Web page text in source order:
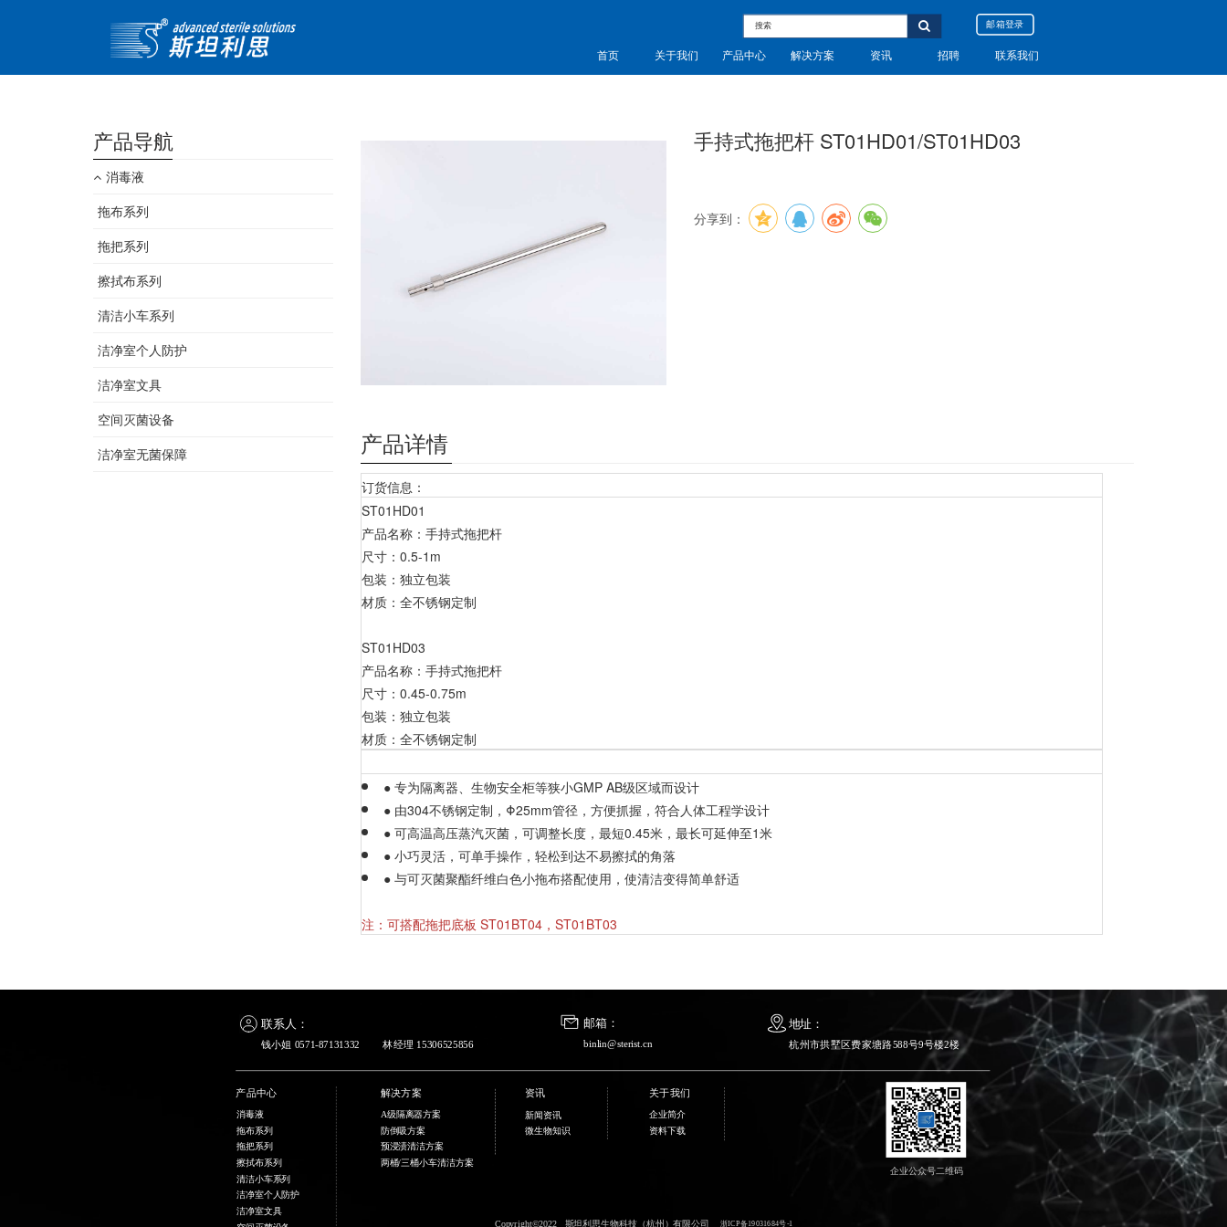
邮箱登录
首页 关于我们 产品中心 解决方案 资讯 招聘 联系我们
产品导航
消毒液
拖布系列
拖把系列
擦拭布系列
清洁小车系列
洁净室个人防护
洁净室文具
空间灭菌设备
洁净室无菌保障
手持式拖把杆 ST01HD01/ST01HD03
分享到：
产品详情
订货信息：
ST01HD01
产品名称：手持式拖把杆
尺寸：0.5-1m
包装：独立包装
材质：全不锈钢定制
ST01HD03
产品名称：手持式拖把杆
尺寸：0.45-0.75m
包装：独立包装
材质：全不锈钢定制
● 专为隔离器、生物安全柜等狭小GMP AB级区域而设计
● 由304不锈钢定制，Φ25mm管径，方便抓握，符合人体工程学设计
● 可高温高压蒸汽灭菌，可调整长度，最短0.45米，最长可延伸至1米
● 小巧灵活，可单手操作，轻松到达不易擦拭的角落
● 与可灭菌聚酯纤维白色小拖布搭配使用，使清洁变得简单舒适
注：可搭配拖把底板 ST01BT04，ST01BT03
联系人：
钱小姐 0571-87131332
邮箱： 地址：
林经理 15306525856 binlin@sterist.cn 杭州市拱墅区费家塘路588号9号楼2楼
产品中心 解决方案 资讯 关于我们
消毒液
拖布系列
拖把系列
擦拭布系列
清洁小车系列
洁净室个人防护
洁净室文具
A级隔离器方案
防倒吸方案
预浸渍清洁方案
两桶/三桶小车清洁方案
新闻资讯
微生物知识
企业简介
资料下载
企业公众号二维码
Copyright©2022   斯坦利思生物科技（杭州）有限公司 浙ICP备19031684号-1